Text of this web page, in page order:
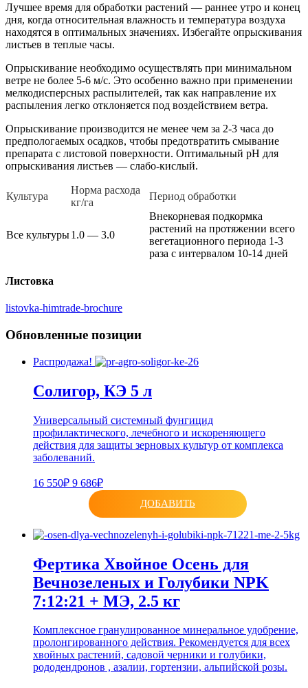
Лучшее время для обработки растений — раннее утро и конец
дня, когда относительная влажность и температура воздуха
находятся в оптимальных значениях. Избегайте опрыскивания
листьев в теплые часы.
Опрыскивание необходимо осуществлять при минимальном
ветре не более 5-6 м/с. Это особенно важно при применении
мелкодисперсных распылителей, так как направление их
распыления легко отклоняется под воздействием ветра.
Опрыскивание производится не менее чем за 2-3 часа до
предпологаемых осадков, чтобы предотвратить смывание
препарата с листовой поверхности. Оптимальный рН для
опрыскивания листьев — слабо-кислый.
Культура
Норма расхода
кг/га
Период обработки
Все культуры1.0 — 3.0
Внекорневая подкормка
растений на протяжении всего
вегетационного периода 1-3
раза с интервалом 10-14 дней
Листовка
listovka-himtrade-brochure
Обновленные позиции
Распродажа!
Солигор, КЭ 5 л
Универсальный системный фунгицид
профилактического, лечебного и искореняющего
действия для защиты зерновых культур от комплекса
заболеваний.
16 550₽ 9 686₽
ДОБАВИТЬ
Фертика Хвойное Осень для
Вечнозеленых и Голубики NPK
7:12:21 + МЭ, 2.5 кг
Комплексное гранулированное минеральное удобрение,
пролонгированного действия. Рекомендуется для всех
хвойных растений, садовой черники и голубики,
рододендронов , азалии, гортензии, альпийской розы.